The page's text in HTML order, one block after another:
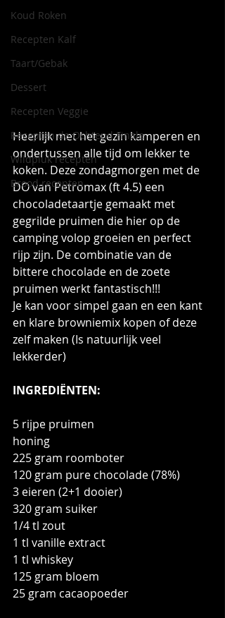
Koud Roken
Recepten Kalf
Taart/Gebak
Dessert
Recepten Veggie
Recepten de Ochtend Finale
Wildpluk recepten
Brood recepten
Heerlijk met het gezin kamperen en
ondertussen alle tijd om lekker te
koken. Deze zondagmorgen met de
DO van Petromax (ft 4.5) een
chocoladetaartje gemaakt met
gegrilde pruimen die hier op de
camping volop groeien en perfect
rijp zijn. De combinatie van de
bittere chocolade en de zoete
pruimen werkt fantastisch!!!
Je kan voor simpel gaan en een kant
en klare browniemix kopen of deze
zelf maken (Is natuurlijk veel
lekkerder)
INGREDIËNTEN:
5 rijpe pruimen
honing
225 gram roomboter
120 gram pure chocolade (78%)
3 eieren (2+1 dooier)
320 gram suiker
1/4 tl zout
1 tl vanille extract
1 tl whiskey
125 gram bloem
25 gram cacaopoeder